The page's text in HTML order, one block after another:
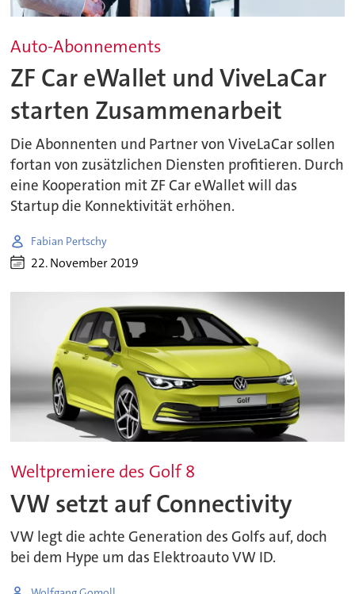
Auto-Abonnements
ZF Car eWallet und ViveLaCar
starten Zusammenarbeit
Die Abonnenten und Partner von ViveLaCar sollen
fortan von zusätzlichen Diensten profitieren. Durch
eine Kooperation mit ZF Car eWallet will das
Startup die Konnektivität erhöhen.
Fabian Pertschy
22. November 2019
Weltpremiere des Golf 8
VW setzt auf Connectivity
VW legt die achte Generation des Golfs auf, doch
bei dem Hype um das Elektroauto VW ID.